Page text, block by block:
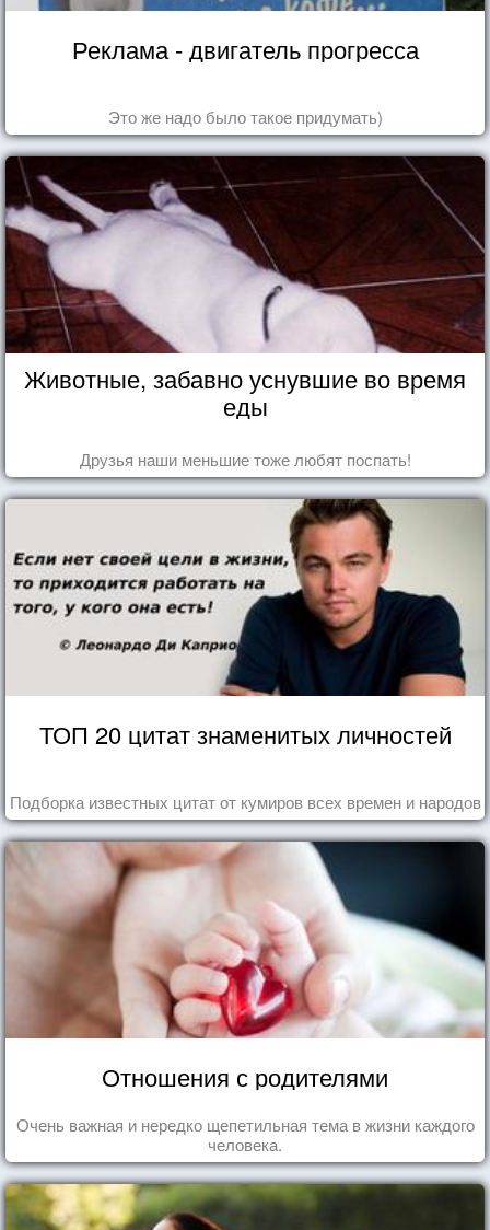
Реклама - двигатель прогресса
Это же надо было такое придумать)
Животные, забавно уснувшие во время
еды
Друзья наши меньшие тоже любят поспать!
ТОП 20 цитат знаменитых личностей
Подборка известных цитат от кумиров всех времен и народов
Отношения с родителями
Очень важная и нередко щепетильная тема в жизни каждого
человека.